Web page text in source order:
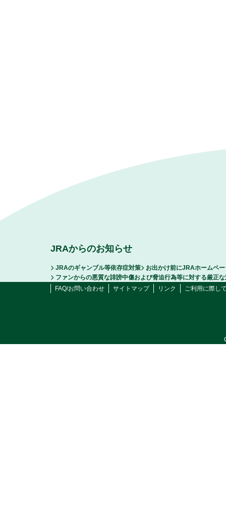
JRAからのお知らせ
JRAのギャンブル等依存症対策
お出かけ前にJRAホームペ
ファンからの悪質な誹謗中傷および脅迫行為等に対する厳正
FAQ/お問い合わせ
サイトマップ リンク ご利用に際し